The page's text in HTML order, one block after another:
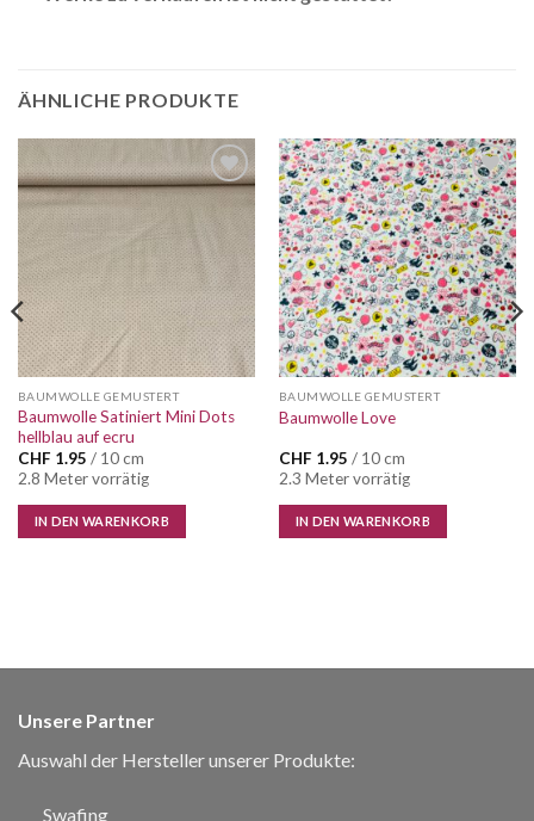
ÄHNLICHE PRODUKTE
Auf die
Wunschliste
BAUMWOLLE GEMUSTERT
Baumwolle Satiniert Mini Dots
hellblau auf ecru
CHF 1.95 / 10 cm
2.8 Meter vorrätig
IN DEN WARENKORB
Auf die
Wunschliste
BAUMWOLLE GEMUSTERT
Baumwolle Love
CHF 1.95 / 10 cm
2.3 Meter vorrätig
IN DEN WARENKORB
Unsere Partner
Auswahl der Hersteller unserer Produkte:
Swafing